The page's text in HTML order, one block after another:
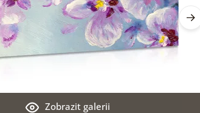
Zobrazit galerii